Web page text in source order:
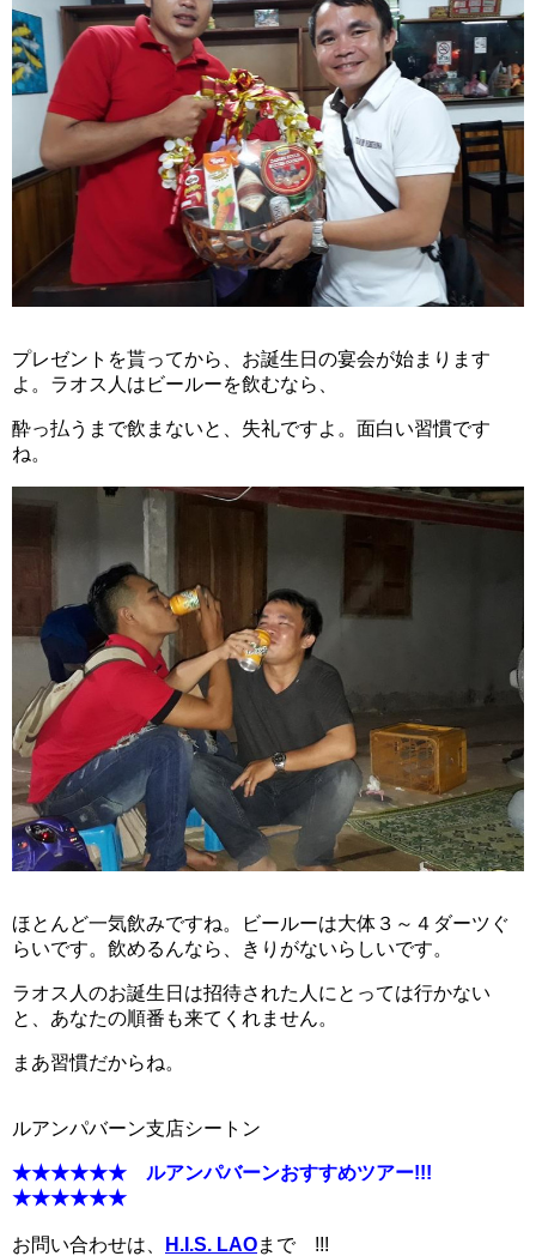
プレゼントを貰ってから、お誕生日の宴会が始まります
よ。ラオス人はビールーを飲むなら、
酔っ払うまで飲まないと、失礼ですよ。面白い習慣です
ね。
ほとんど一気飲みですね。ビールーは大体３～４ダーツぐ
らいです。飲めるんなら、きりがないらしいです。
ラオス人のお誕生日は招待された人にとっては行かない
と、あなたの順番も来てくれません。
まあ習慣だからね。
ルアンパバーン支店シートン
★★★★★★ ルアンパバーンおすすめツアー!!!
★★★★★★
お問い合わせは、 H.I.S. LAOまで !!!